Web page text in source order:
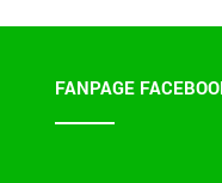
FANPAGE